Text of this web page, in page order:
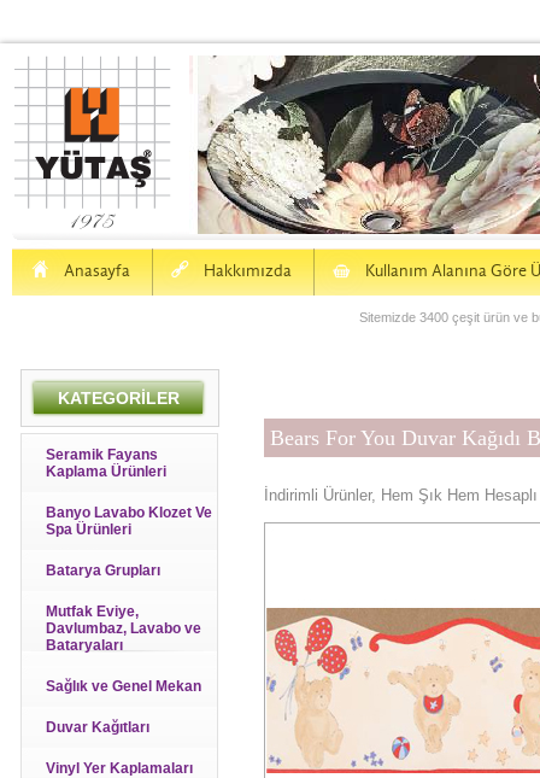
Anasayfa
H Hakkımızda
a Kullanım Alanına Göre
S
Sitemizde 3400 çeşit ürün ve
KATEGORİLER
Seramik Fayans
Kaplama Ürünleri
Banyo Lavabo Klozet Ve
Spa Ürünleri
Batarya Grupları
Mutfak Eviye,
Davlumbaz, Lavabo ve
Bataryaları
Sağlık ve Genel Mekan
Duvar Kağıtları
Vinyl Yer Kaplamaları
Bears For You Duvar Kağıdı
İndirimli Ürünler, Hem Şık Hem Hesaplı